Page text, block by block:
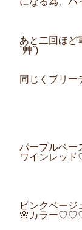
あと二回ほど
´艸`)
同じくブリー
パープルベー
ワインレッ
ピンクベー
🌸カラー